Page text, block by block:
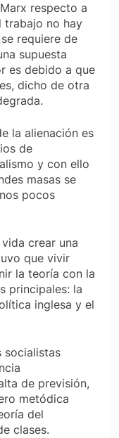
respecto a
trabajo no hay
requiere de
supuesta
es debido a que
dicho de otra
la alienación es
de
y con ello
masas se
pocos
crear una
que vivir
la teoría con la
principales: la
inglesa y el
socialistas
de previsión,
metódica
del
clases.